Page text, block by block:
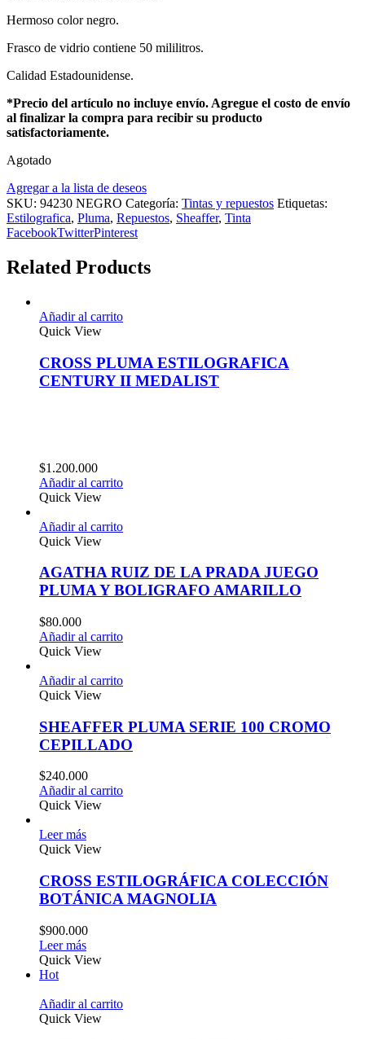
Hermoso color negro.
Frasco de vidrio contiene 50 mililitros.
Calidad Estadounidense.
*Precio del artículo no incluye envío. Agregue el costo de envío
al finalizar la compra para recibir su producto
satisfactoriamente.
Agotado
Agregar a la lista de deseos
SKU: 94230 NEGRO Categoría: Tintas y repuestos Etiquetas:
Estilografica, Pluma, Repuestos, Sheaffer, Tinta
FacebookTwitterPinterest
Related Products
Añadir al carrito
Quick View
CROSS PLUMA ESTILOGRAFICA
CENTURY II MEDALIST
$1.200.000
Añadir al carrito
Quick View
Añadir al carrito
Quick View
AGATHA RUIZ DE LA PRADA JUEGO
PLUMA Y BOLIGRAFO AMARILLO
$80.000
Añadir al carrito
Quick View
Añadir al carrito
Quick View
SHEAFFER PLUMA SERIE 100 CROMO
CEPILLADO
$240.000
Añadir al carrito
Quick View
Leer más
Quick View
CROSS ESTILOGRÁFICA COLECCIÓN
BOTÁNICA MAGNOLIA
$900.000
Leer más
Quick View
Hot
Añadir al carrito
Quick View